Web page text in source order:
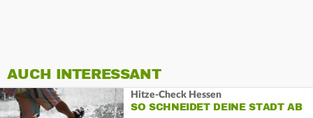
AUCH INTERESSANT
Hitze-Check Hessen
SO SCHNEIDET DEINE STADT AB